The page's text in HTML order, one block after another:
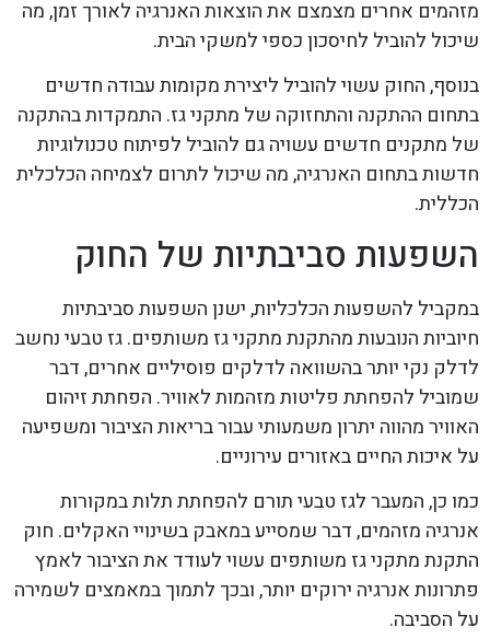
מזהמים אחרים מצמצם את הוצאות האנרגיה לאורך זמן, מה
שיכול להוביל לחיסכון כספי למשקי הבית.
בנוסף, החוק עשוי להוביל ליצירת מקומות עבודה חדשים
בתחום ההתקנה והתחזוקה של מתקני גז. התמקדות בהתקנה
של מתקנים חדשים עשויה גם להוביל לפיתוח טכנולוגיות
חדשות בתחום האנרגיה, מה שיכול לתרום לצמיחה הכלכלית
הכללית.
השפעות סביבתיות של החוק
במקביל להשפעות הכלכליות, ישנן השפעות סביבתיות
חיוביות הנובעות מהתקנת מתקני גז משותפים. גז טבעי נחשב
לדלק נקי יותר בהשוואה לדלקים פוסיליים אחרים, דבר
שמוביל להפחתת פליטות מזהמות לאוויר. הפחתת זיהום
האוויר מהווה יתרון משמעותי עבור בריאות הציבור ומשפיעה
על איכות החיים באזורים עירוניים.
כמו כן, המעבר לגז טבעי תורם להפחתת תלות במקורות
אנרגיה מזהמים, דבר שמסייע במאבק בשינויי האקלים. חוק
התקנת מתקני גז משותפים עשוי לעודד את הציבור לאמץ
פתרונות אנרגיה ירוקים יותר, ובכך לתמוך במאמצים לשמירה
על הסביבה.